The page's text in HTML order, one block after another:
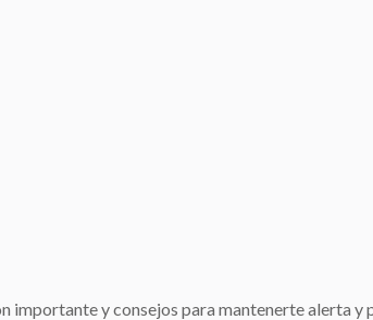
importante y consejos para mantenerte alerta